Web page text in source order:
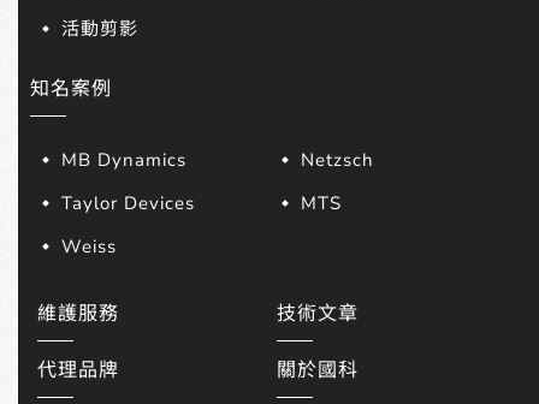
活動剪影
知名案例
MB Dynamics
Netzsch
Taylor Devices
MTS
Weiss
維護服務 技術文章
代理品牌 關於國科